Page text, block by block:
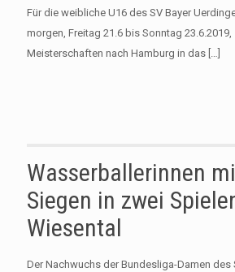
Für die weibliche U16 des SV Bayer
morgen, Freitag 21.6 bis Sonntag
Meisterschaften nach Hamburg in das […]
Wasserballerinnen
Siegen in zwei
Wiesental
Der Nachwuchs der Bundesliga-Damen des